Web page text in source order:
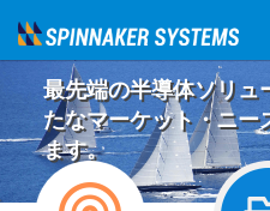
最先端の半導体ソリュ
たなマーケット・ニー
ます。